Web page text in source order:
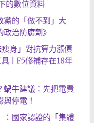
的數位資料
黨的「做不到」大
治防腐劑》
身」對抗算力漲價
| F5修補存在18年
蝸牛建議：先把電費
停電！
：國家認證的「集體